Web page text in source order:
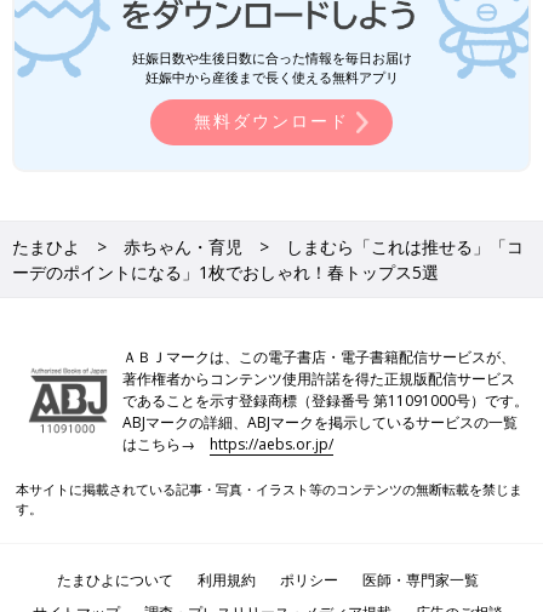
ユニクロ「大人カジュアルに必須！」
「重ね着スタイルにも大活躍！」元アパ
レル店員ライターおすすめ★ロンT4選
ロンTが活躍する季節がやってきましたね。暖
しても◎。形やシルエット、色味など種類も豊
富に展開されており、何枚持ってても大活躍す
で使えるトップス4選
H＆МとZARAでは、春先から夏まで使えるトッ
プスがたくさん販売されています。レース素材
のワンピースやワンショルダートップス、半袖
の春先から夏まで使えるアイテムをご紹介しま
す。
ね！デザイン性が高いのはもちろんのこと、着まわし力が高いも
のや、初夏まで着られるものなど、幅広いアイテムが販売されて
います。簡単におしゃれを楽しみたい人は、ぜひしまむらでチェ
ックしてくださいね♪
●記事内容でご紹介している投稿、リンク先は削除される場合が
●記事の内容は2026年3月の情報で、現在と異なる場合がありま
妊娠日数や生後日数に合った情報を毎日お届け
妊娠中から産後まで長く使える無料アプリ
無料ダウンロード
たまひよ 赤ちゃん・育児
しまむら「これは推せる」「コ
ーデのポイントになる」1枚でおしゃれ！春トップス5選
ＡＢＪマークは、この電子書店・電子書籍配信サービスが、
著作権者からコンテンツ使用許諾を得た正規版配信サービス
であることを示す登録商標（登録番号 第11091000号）です。
ABJマークの詳細、ABJマークを掲示しているサービスの一覧
はこちら→https://aebs.or.jp/
本サイトに掲載されている記事・写真・イラスト等のコンテンツの無断転載を禁じま
す。
たまひよについて 利用規約 ポリシー
医師・専門家一覧